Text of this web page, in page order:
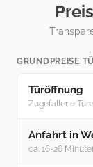
GRUNDPREISE
Türöffnung
Zugefallene
Anfahrt in
ca. 16-26